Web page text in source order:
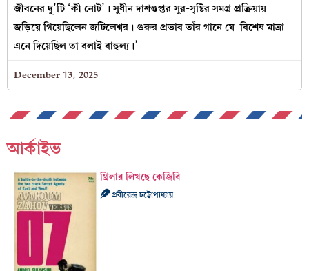
জীবনের দু’টি ‘কী নোট’। সুধীন দাশগুপ্তর সুর-সৃষ্টির সমগ্র প্রক্রিয়ায়
জড়িয়ে গিয়েছিলেন জটিলেশ্বর। গুরুর প্রভাব তাঁর গানে যে বিশেষ মাত্রা
এনে দিয়েছিল তা বলাই বাহুল্য।’
December 13, 2025
আর্কাইভ
থ্রিলার লিখছে কেজিবি
প্রবীরেন্দ্র চট্টোপাধ্যায়